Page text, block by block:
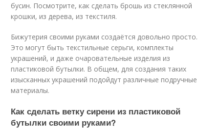
бусин. Посмотрите, как сделать брошь из стеклянной
крошки, из дерева, из текстиля.
Бижутерия своими руками создаётся довольно просто.
Это могут быть текстильные серьги, комплекты
украшений, и даже очаровательные изделия из
пластиковой бутылки. В общем, для создания таких
изысканных украшений подойдут различные подручные
материалы.
Как сделать ветку сирени из пластиковой
бутылки своими руками?